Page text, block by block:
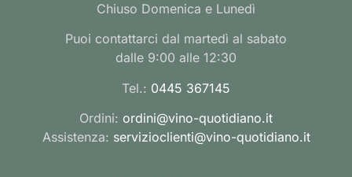
Chiuso Domenica e Lunedì
Puoi contattarci dal martedì al sabato
dalle 9:00 alle 12:30
Tel.: 0445 367145
Ordini: ordini@vino-quotidiano.it
Assistenza: servizioclienti@vino-quotidiano.it